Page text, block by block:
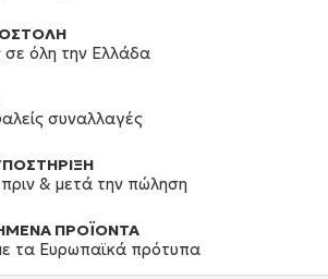
σε όλη την Ελλάδα
συναλλαγές
& μετά την πώληση
ΠΡΟΪΟΝΤΑ
τα Ευρωπαϊκά πρότυπα